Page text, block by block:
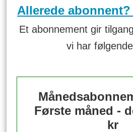
Allerede
Et abonnement gir
vi har
Første måned -
kr